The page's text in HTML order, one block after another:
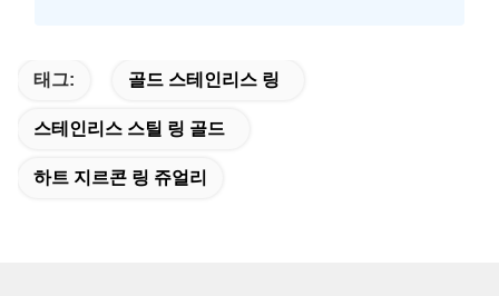
태그: 골드 스테인리스 링
스테인리스 스틸 링 골드
하트 지르콘 링 쥬얼리